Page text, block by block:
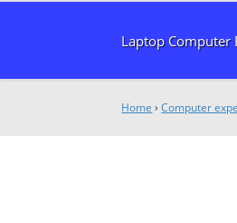
Laptop Computer
Home ›Computer